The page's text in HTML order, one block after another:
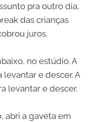
pra outro dia,
das crianças
juros.
no estúdio. A
e descer. A
levantar e descer.
abri a gaveta em